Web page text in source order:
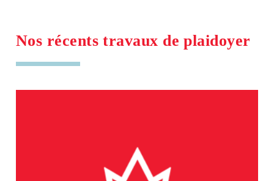
Nos récents travaux de plaidoyer